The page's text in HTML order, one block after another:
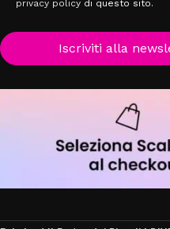
privacy policy di questo sito.
Iscriviti alla